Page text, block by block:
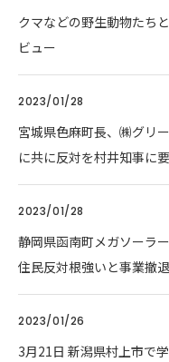
クマなどの野生動物たち
ビュー
2023/01/28
宮城県色麻町長、㈱グリ
に共に反対を村井知事に
2023/01/28
静岡県函南町メガソーラ
住民反対根強いと事業撤
2023/01/26
3月21日 新潟県村上市で